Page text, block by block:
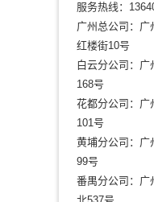
服务热线：
广州总公司：广
红楼街10号
白云分公司：广
168号
花都分公司：广
101号
黄埔分公司：广
99号
番禺分公司：广